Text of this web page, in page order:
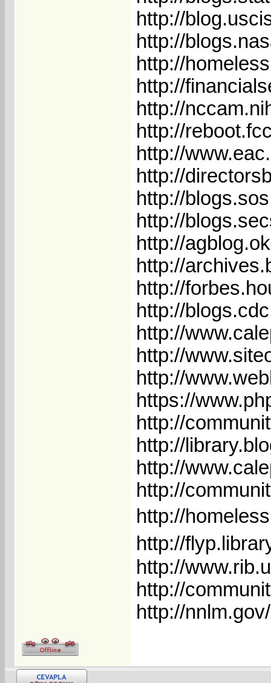
http://
http://
http://
http://
http://
http://
http://
http://
http://
http://
http://
http://
http://
http://
http://
http://
http://
https://
http://
http://
http://
http://
http://
http://
http://
http://
http://